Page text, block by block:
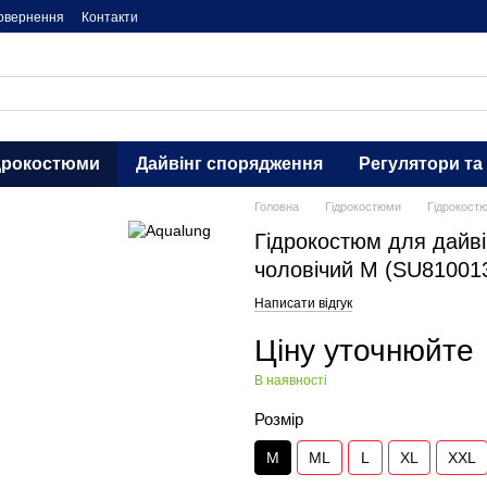
Контакти
Дайвінг спорядження Регулятори
Головна Гідрокостюми
Гідрокостюм для
чоловічий M
Написати відгук
Ціну уточнюйте
В наявності
Розмір
M ML L XL XXL